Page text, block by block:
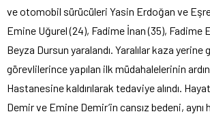
ve otomobil sürücüleri Yasin Erdoğan ve
Emine Uğurel (24), Fadime İnan (35), Fadime
Beyza Dursun yaralandı. Yaralılar kaza yerine
görevlilerince yapılan ilk müdahalelerinin
Hastanesine kaldırılarak tedaviye alındı.
Demir ve Emine Demir’in cansız bedeni,